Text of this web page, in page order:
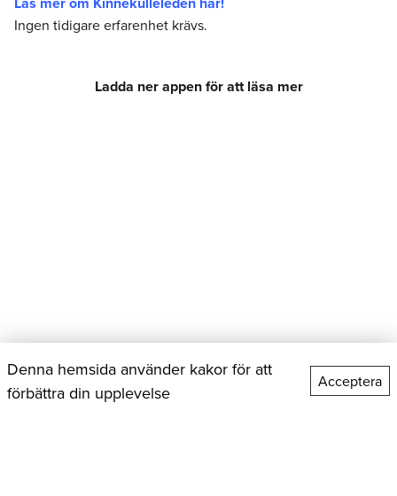
Ingen tidigare erfarenhet krävs.
Ladda ner appen för att läsa mer
Denna hemsida använder kakor för att
förbättra din upplevelse
Acceptera